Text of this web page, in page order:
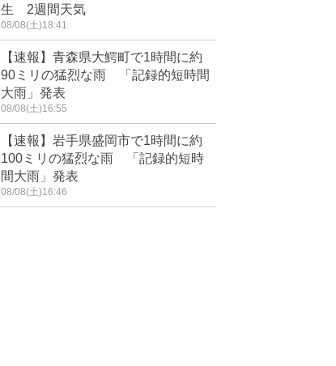
生 2週間天気
08/08(土)18:41
【速報】青森県大鰐町で1時間に約
90ミリの猛烈な雨 「記録的短時間
大雨」発表
08/08(土)16:55
【速報】岩手県盛岡市で1時間に約
100ミリの猛烈な雨 「記録的短時
間大雨」発表
08/08(土)16:46